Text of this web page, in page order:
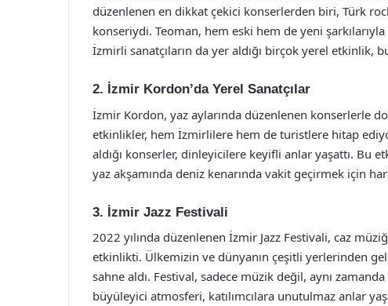
düzenlenen en dikkat çekici konserlerden biri, Türk
konseriydi. Teoman, hem eski hem de yeni
İzmirli sanatçıların da yer aldığı birçok yerel etkinlik,
2. İzmir Kordon’da Yerel Sanatçılar
İzmir Kordon, yaz aylarında düzenlenen konserlerle
etkinlikler, hem İzmirlilere hem de turistlere hitap
aldığı konserler, dinleyicilere keyifli anlar yaşattı. Bu
yaz akşamında deniz kenarında vakit geçirmek için
3. İzmir Jazz Festivali
2022 yılında düzenlenen İzmir Jazz Festivali, caz
etkinlikti. Ülkemizin ve dünyanın çeşitli yerlerinden
sahne aldı. Festival, sadece müzik değil, aynı
büyüleyici atmosferi, katılımcılara unutulmaz anlar